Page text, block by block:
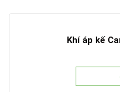
Khí áp kế